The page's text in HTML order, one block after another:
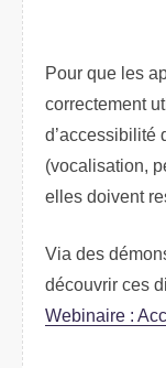
Pour que les
correctement
d’accessibilité
(vocalisation,
elles doivent
Via des
découvrir ces
Webinaire :